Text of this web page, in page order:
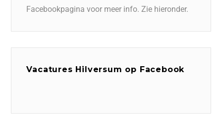
Facebookpagina voor meer info. Zie hieronder.
Vacatures Hilversum op Facebook